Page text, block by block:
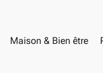
Maison & Bien être